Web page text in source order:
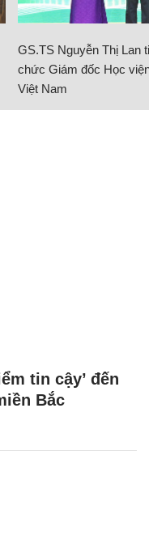
GS.TS Nguyễn Thị Lan
chức Giám đốc Học
Việt Nam
tin cậy’ đến
Bắc